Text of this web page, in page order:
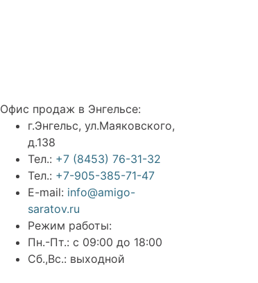
Офис продаж в Энгельсе:
г.Энгельс, ул.Маяковского,
д.138
Тел.: +7 (8453) 76-31-32
Тел.: +7-905-385-71-47
E-mail: info@amigo-
saratov.ru
Режим работы:
Пн.-Пт.: с 09:00 до 18:00
Сб.,Вс.: выходной